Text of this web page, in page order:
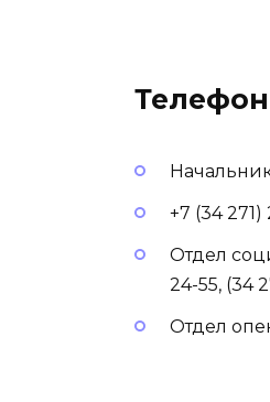
+7 (34 271)
Отдел
24-55, (34
Отдел